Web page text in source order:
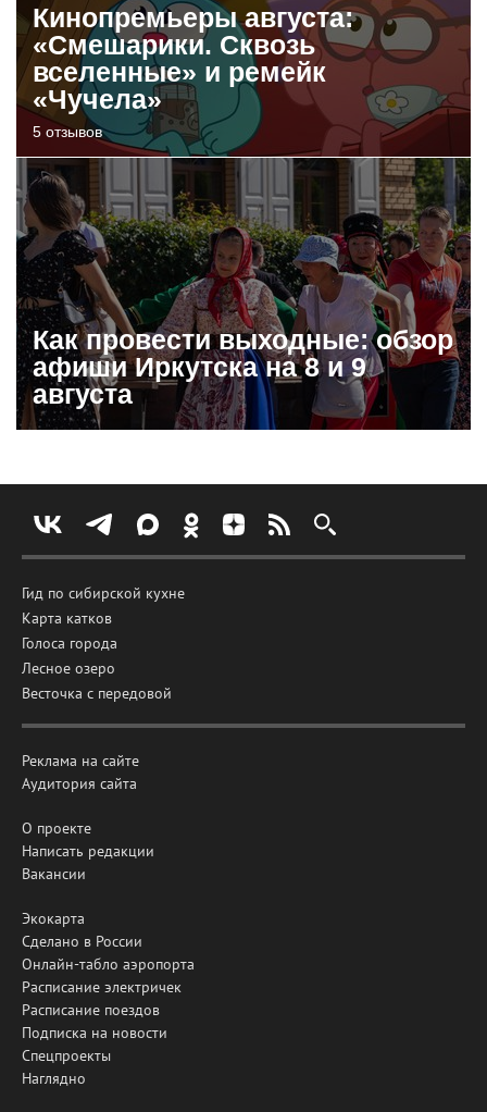
Кинопремьеры августа:
«Смешарики. Сквозь
вселенные» и ремейк
«Чучела»
5 отзывов
Как провести выходные: обзор
афиши Иркутска на 8 и 9
августа
Гид по сибирской кухне
Карта катков
Голоса города
Лесное озеро
Весточка с передовой
Реклама на сайте
Аудитория сайта
О проекте
Написать редакции
Вакансии
Экокарта
Сделано в России
Онлайн-табло аэропорта
Расписание электричек
Расписание поездов
Подписка на новости
Спецпроекты
Наглядно